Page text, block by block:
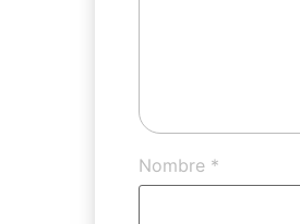
Nombre *